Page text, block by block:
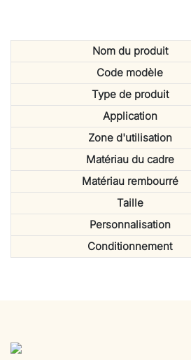
Nom du produit
Code modèle
Type de produit
Application
Zone d'utilisation
Matériau du cadre
Matériau rembourré
Taille
Personnalisation
Conditionnement